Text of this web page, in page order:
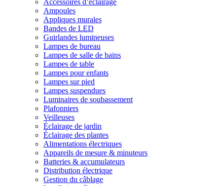
Accessoires d’éclairage
Ampoules
Appliques murales
Bandes de LED
Guirlandes lumineuses
Lampes de bureau
Lampes de salle de bains
Lampes de table
Lampes pour enfants
Lampes sur pied
Lampes suspendues
Luminaires de soubassement
Plafonniers
Veilleuses
Éclairage de jardin
Éclairage des plantes
Alimentations électriques
Appareils de mesure & minuteurs
Batteries & accumulateurs
Distribution électrique
Gestion du câblage